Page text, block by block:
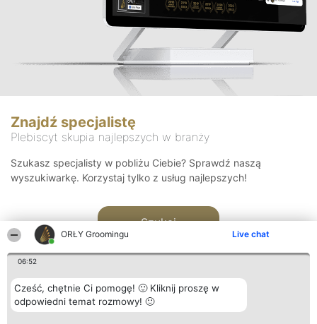
ORŁY Groomingu Live chat
06:52
Cześć, chętnie Ci pomogę! 🙂 Kliknij proszę w
odpowiedni temat rozmowy! 🙂
Znajdź specjalistę
Plebiscyt skupia najlepszych w branży
Szukasz specjalisty w pobliżu Ciebie? Sprawdź naszą
wyszukiwarkę. Korzystaj tylko z usług najlepszych!
Szukaj